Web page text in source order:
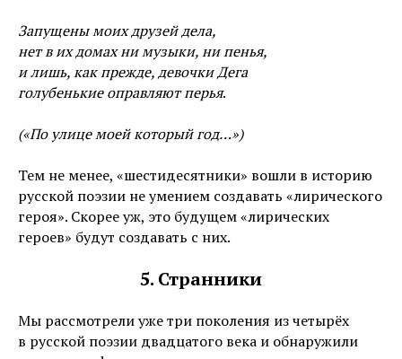
Запущены моих друзей дела,
нет в их домах ни музыки, ни пенья,
и лишь, как прежде, девочки Дега
голубенькие оправляют перья.
(«По улице моей который год…»)
Тем не менее, «шестидесятники» вошли в историю
русской поэзии не умением создавать «лирического
героя». Скорее уж, это будущем «лирических
героев» будут создавать с них.
5. Странники
Мы рассмотрели уже три поколения из четырёх
в русской поэзии двадцатого века и обнаружили